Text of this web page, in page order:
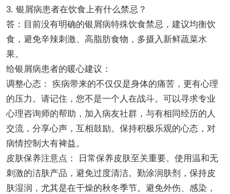
3. 银屑病患者在饮食上有什么禁忌？
答：目前没有明确的银屑病特殊饮食禁忌，建议均衡饮
食，避免辛辣刺激、高脂肪食物，多摄入新鲜蔬菜水
果。
给银屑病患者的暖心建议：
调整心态： 疾病带来的不仅仅是身体的痛苦，更有心理
的压力。请记住，您不是一个人在战斗。可以寻求专业
心理咨询师的帮助，加入病友社群，与有相同经历的人
交流，分享心声，互相鼓励。保持积极乐观的心态，对
病情控制大有裨益。
皮肤保养注意点： 日常保养皮肤至关重要。使用温和无
刺激的洁肤产品，避免过度清洁。勤涂润肤剂，保持皮
肤湿润，尤其是在干燥的秋冬季节。避免外伤、感染，